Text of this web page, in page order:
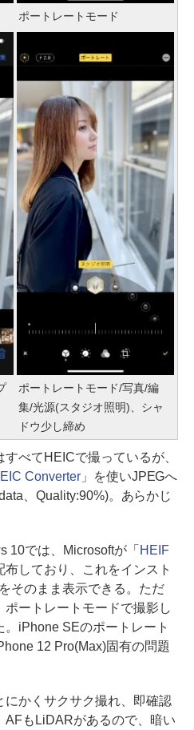
ポートレートモード
ポートレートモード/写真/編
集/光源(スタジオ照明)、シャ
ドウ少し締め
べてHEICで撮っているが、
Converter」を使いJPEGへ
、Quality:90%)。あらかじ
では、Microsoftが「 HEIF
布しており、これをインスト
そのまま表示できる。ただ
ポートレートモードで撮影し
iPhone SEのポートレート
12 Pro(Max)固有の問題
かくサクサク撮れ、即確認
AFもLiDARがあるので、暗い